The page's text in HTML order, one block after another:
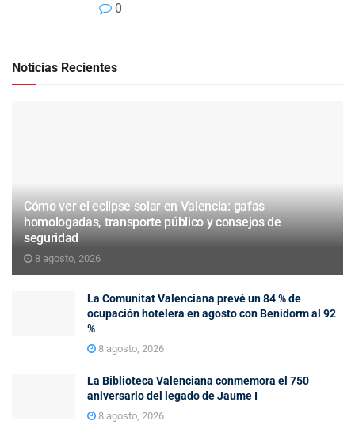
0
Noticias Recientes
Cómo ver el eclipse solar en Valencia: gafas
homologadas, transporte público y consejos de
seguridad
8 agosto, 2026
La Comunitat Valenciana prevé un 84 % de
ocupación hotelera en agosto con Benidorm al 92
%
8 agosto, 2026
La Biblioteca Valenciana conmemora el 750
aniversario del legado de Jaume I
8 agosto, 2026